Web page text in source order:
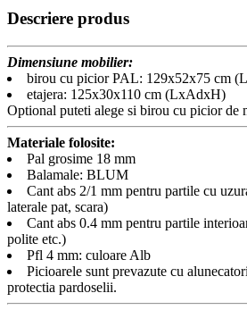
Descriere produs
Dimensiune mobilier:
birou cu picior PAL: 129x52x75 cm
etajera: 125x30x110 cm (LxAdxH)
Optional puteti alege si birou cu picior de
Materiale folosite:
Pal grosime 18 mm
Balamale: BLUM
Cant abs 2/1 mm pentru partile cu
laterale pat, scara)
Cant abs 0.4 mm pentru partile
polite etc.)
Pfl 4 mm: culoare Alb
Picioarele sunt prevazute cu
protectia pardoselii.